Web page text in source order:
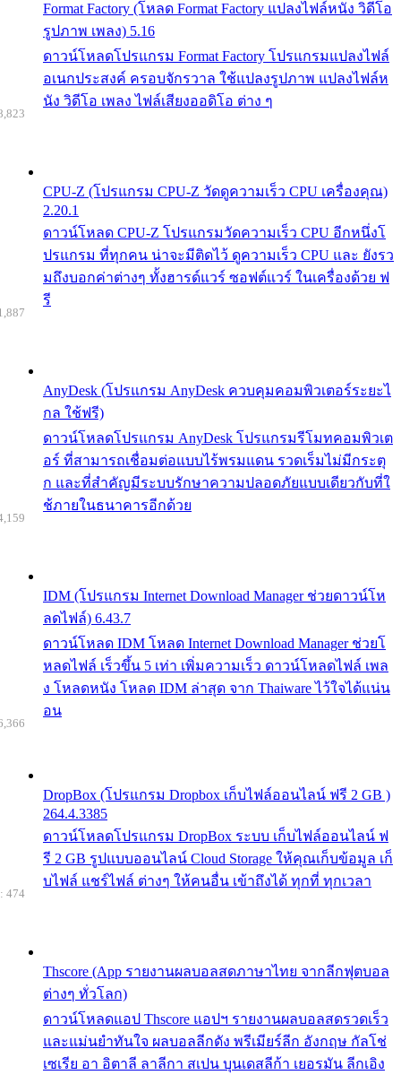
Format Factory (โหลด Format Factory แปลงไฟล์หนัง วิดีโอ
รูปภาพ เพลง) 5.16
ดาวน์โหลดโปรแกรม Format Factory โปรแกรมแปลงไฟล์
อเนกประสงค์ ครอบจักรวาล ใช้แปลงรูปภาพ แปลงไฟล์ห
นัง วิดีโอ เพลง ไฟล์เสียงออดิโอ ต่าง ๆ
CPU-Z (โปรแกรม CPU-Z วัดดูความเร็ว CPU เครื่องคุณ)
2.20.1
ดาวน์โหลด CPU-Z โปรแกรมวัดความเร็ว CPU อีกหนึ่งโ
ปรแกรม ที่ทุกคน น่าจะมีติดไว้ ดูความเร็ว CPU และ ยังรว
มถึงบอกค่าต่างๆ ทั้งฮารด์แวร์ ซอฟต์แวร์ ในเครื่องด้วย ฟ
รี
AnyDesk (โปรแกรม AnyDesk ควบคุมคอมพิวเตอร์ระยะไ
กล ใช้ฟรี)
ดาวน์โหลดโปรแกรม AnyDesk โปรแกรมรีโมทคอมพิวเต
อร์ ที่สามารถเชื่อมต่อแบบไร้พรมแดน รวดเร็มไม่มีกระตุ
ก และที่สำคัญมีระบบรักษาความปลอดภัยแบบเดียวกับที่ใ
ช้ภายในธนาคารอีกด้วย
IDM (โปรแกรม Internet Download Manager ช่วยดาวน์โห
ลดไฟล์) 6.43.7
ดาวน์โหลด IDM โหลด Internet Download Manager ช่วยโ
หลดไฟล์ เร็วขึ้น 5 เท่า เพิ่มความเร็ว ดาวน์โหลดไฟล์ เพล
ง โหลดหนัง โหลด IDM ล่าสุด จาก Thaiware ไว้ใจได้แน่น
อน
DropBox (โปรแกรม Dropbox เก็บไฟล์ออนไลน์ ฟรี 2 GB )
264.4.3385
ดาวน์โหลดโปรแกรม DropBox ระบบ เก็บไฟล์ออนไลน์ ฟ
รี 2 GB รูปแบบออนไลน์ Cloud Storage ให้คุณเก็บข้อมูล เก็
บไฟล์ แชร์ไฟล์ ต่างๆ ให้คนอื่น เข้าถึงได้ ทุกที่ ทุกเวลา
Thscore (App รายงานผลบอลสดภาษาไทย จากลีกฟุตบอล
ต่างๆ ทั่วโลก)
ดาวน์โหลดแอป Thscore แอปฯ รายงานผลบอลสดรวดเร็ว
และแม่นยำทันใจ ผลบอลลีกดัง พรีเมียร์ลีก อังกฤษ กัลโช่
เซเรีย อา อิตาลี ลาลีกา สเปน บุนเดสลีก้า เยอรมัน ลีกเอิง
474